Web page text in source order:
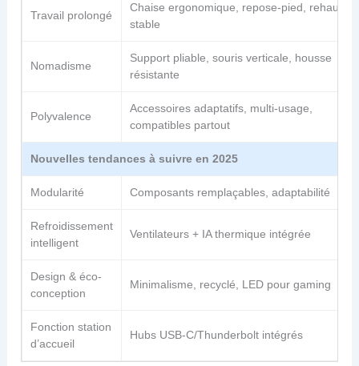
Travail prolongé
Chaise ergonomique, repose-pied,
stable
Nomadisme
Support pliable, souris verticale, housse
résistante
Polyvalence
Accessoires adaptatifs, multi-usage,
compatibles partout
Nouvelles tendances à suivre en 2025
Modularité Composants remplaçables, adaptabilité
Refroidissement
intelligent
Ventilateurs + IA thermique intégrée
Design & éco-
conception
Minimalisme, recyclé, LED pour gaming
Fonction station
d’accueil
Hubs USB-C/Thunderbolt intégrés